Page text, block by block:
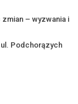
– wyzwania i
ul. Podchorązych